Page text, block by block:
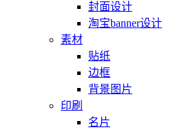
封面设计
淘宝banner设计
素材
贴纸
边框
背景图片
印刷
名片